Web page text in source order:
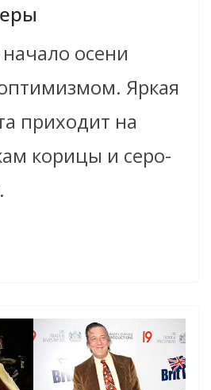
осени
Яркая
приходит на
корицы и серо-